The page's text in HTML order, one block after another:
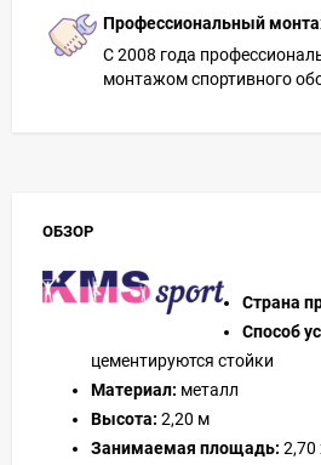
Профессиональный
С 2008 года
монтажом спортивного
ОБЗОР
Страна
Способ
цементируются стойки
Материал: металл
Высота: 2,20 м
Занимаемая площадь: 2,70